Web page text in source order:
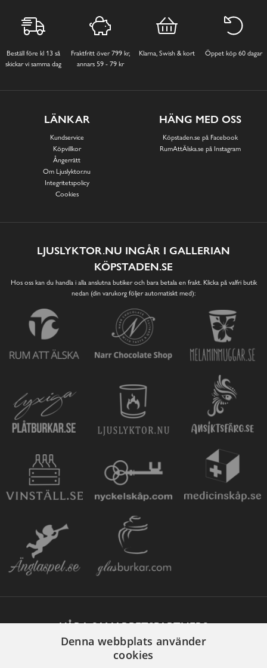
Beställ före kl 13 så
skickar vi samma dag
Fraktfritt över 799 kr,
annars 59 - 79 kr
Klarna, Swish & kort Öppet köp 60 dagar
LÄNKAR
Kundservice
Köpvillkor
Ångerrätt
Om Ljuslyktor.nu
Integritetspolicy
Cookies
HÄNG MED OSS
Köpstaden.se på Facebook
RumAttÄlska.se på Instagram
LJUSLYKTOR.NU INGÅR I GALLERIAN
KÖPSTADEN.SE
Hos oss kan du handla i alla anslutna butiker och bara betala en frakt. Klicka på valfri butik
nedan (din varukorg följer automatiskt med):
VÅRA SAMARBETSPARTNERS
Denna webbplats använder
cookies